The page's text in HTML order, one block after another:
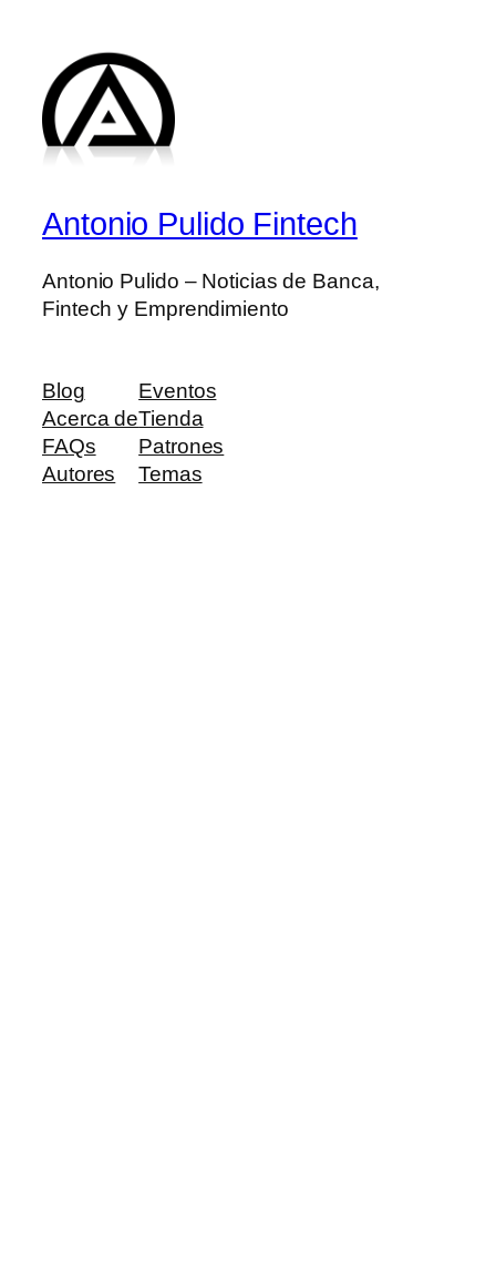
Antonio Pulido Fintech
Antonio Pulido – Noticias de Banca,
Fintech y Emprendimiento
Blog
Acerca de
FAQs
Autores
Eventos
Tienda
Patrones
Temas